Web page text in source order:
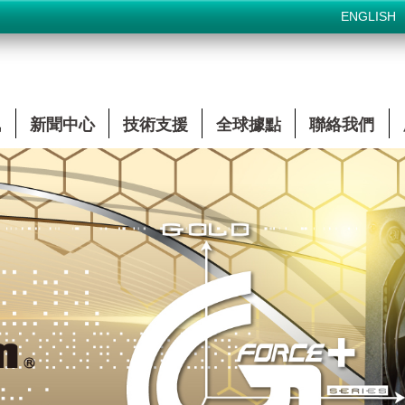
ENGLISH
新聞中心 技術支援 全球據點 聯絡我們